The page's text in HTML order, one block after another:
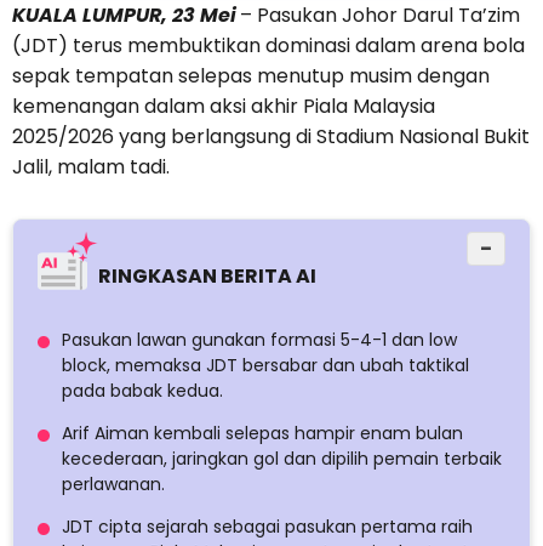
KUALA LUMPUR, 23 Mei– Pasukan Johor Darul Ta’zim
(JDT) terus membuktikan dominasi dalam arena bola
sepak tempatan selepas menutup musim dengan
kemenangan dalam aksi akhir Piala Malaysia
2025/2026 yang berlangsung di Stadium Nasional Bukit
Jalil, malam tadi.
RINGKASAN BERITA AI
−
Pasukan lawan gunakan formasi 5-4-1 dan low
block, memaksa JDT bersabar dan ubah taktikal
pada babak kedua.
Arif Aiman kembali selepas hampir enam bulan
kecederaan, jaringkan gol dan dipilih pemain terbaik
perlawanan.
JDT cipta sejarah sebagai pasukan pertama raih